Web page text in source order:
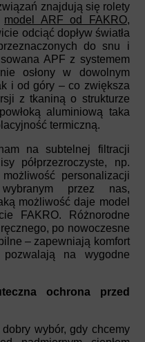
znajdują się rolety
model ARF od FAKRO,
odciąć dopływ światła
do snu i
APF z systemem
osłony w dowolnym
i od góry – co zwiększa
z tkaniną o strukturze
aluminiową taka
termiczną.
na subtelnej filtracji
półprzezroczyste, np.
personalizacji
przez nas,
możliwość daje model
FAKRO. Różnorodne
po nowoczesne
– zapewniają komfort
na wygodne
ochrona przed
wybór, gdy chcemy